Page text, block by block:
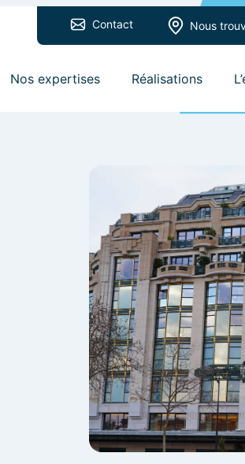
Contact Nous
Nos expertises Réalisations